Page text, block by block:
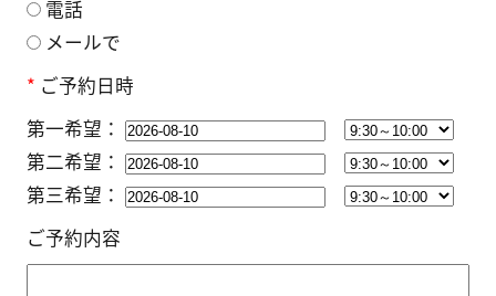
電話
メールで
* ご予約日時
第一希望：
第二希望：
第三希望：
ご予約内容